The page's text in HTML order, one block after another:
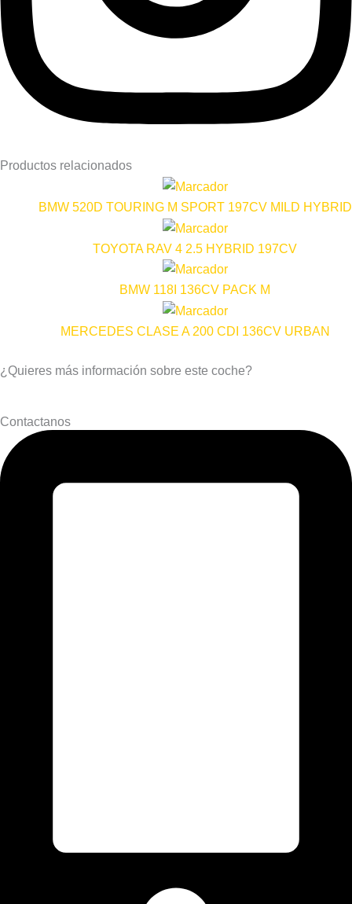
Productos relacionados
BMW 520D TOURING M SPORT 197CV MILD HYBRID
TOYOTA RAV 4 2.5 HYBRID 197CV
BMW 118I 136CV PACK M
MERCEDES CLASE A 200 CDI 136CV URBAN
¿Quieres más información sobre este coche?
Contactanos